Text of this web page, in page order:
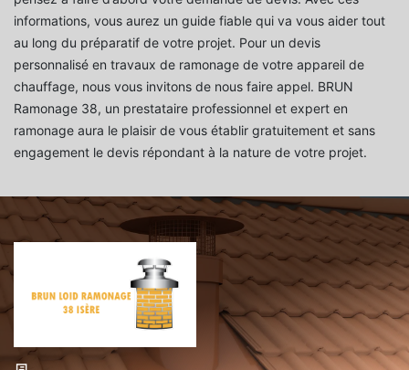
informations, vous aurez un guide fiable qui va vous aider tout
au long du préparatif de votre projet. Pour un devis
personnalisé en travaux de ramonage de votre appareil de
chauffage, nous vous invitons de nous faire appel. BRUN
Ramonage 38, un prestataire professionnel et expert en
ramonage aura le plaisir de vous établir gratuitement et sans
engagement le devis répondant à la nature de votre projet.